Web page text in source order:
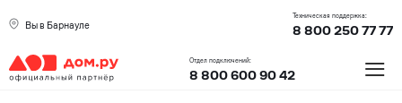
Вы в Барнауле
Техническая поддержка:
8 800 250 77 77
Отдел подключений:
8 800 600 90 42 ≡